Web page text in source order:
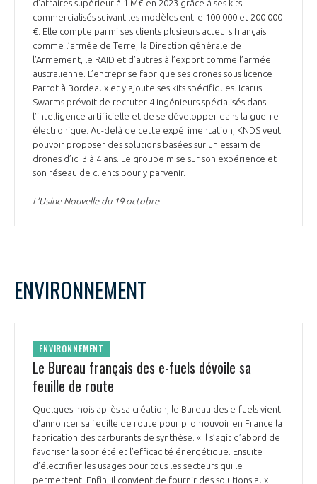
d’affaires supérieur à 1 M€ en 2023 grâce à ses kits
commercialisés suivant les modèles entre 100 000 et 200 000
€. Elle compte parmi ses clients plusieurs acteurs français
comme l’armée de Terre, la Direction générale de
l’Armement, le RAID et d’autres à l’export comme l’armée
australienne. L’entreprise fabrique ses drones sous licence
Parrot à Bordeaux et y ajoute ses kits spécifiques. Icarus
Swarms prévoit de recruter 4 ingénieurs spécialisés dans
l’intelligence artificielle et de se développer dans la guerre
électronique. Au-delà de cette expérimentation, KNDS veut
pouvoir proposer des solutions basées sur un essaim de
drones d’ici 3 à 4 ans. Le groupe mise sur son expérience et
son réseau de clients pour y parvenir.
L’Usine Nouvelle du 19 octobre
ENVIRONNEMENT
ENVIRONNEMENT
Le Bureau français des e-fuels dévoile sa
feuille de route
Quelques mois après sa création, le Bureau des e-fuels vient
d'annoncer sa feuille de route pour promouvoir en France la
fabrication des carburants de synthèse. « Il s’agit d’abord de
favoriser la sobriété et l’efficacité énergétique. Ensuite
d’électrifier les usages pour tous les secteurs qui le
permettent. Enfin, il convient de fournir des solutions aux